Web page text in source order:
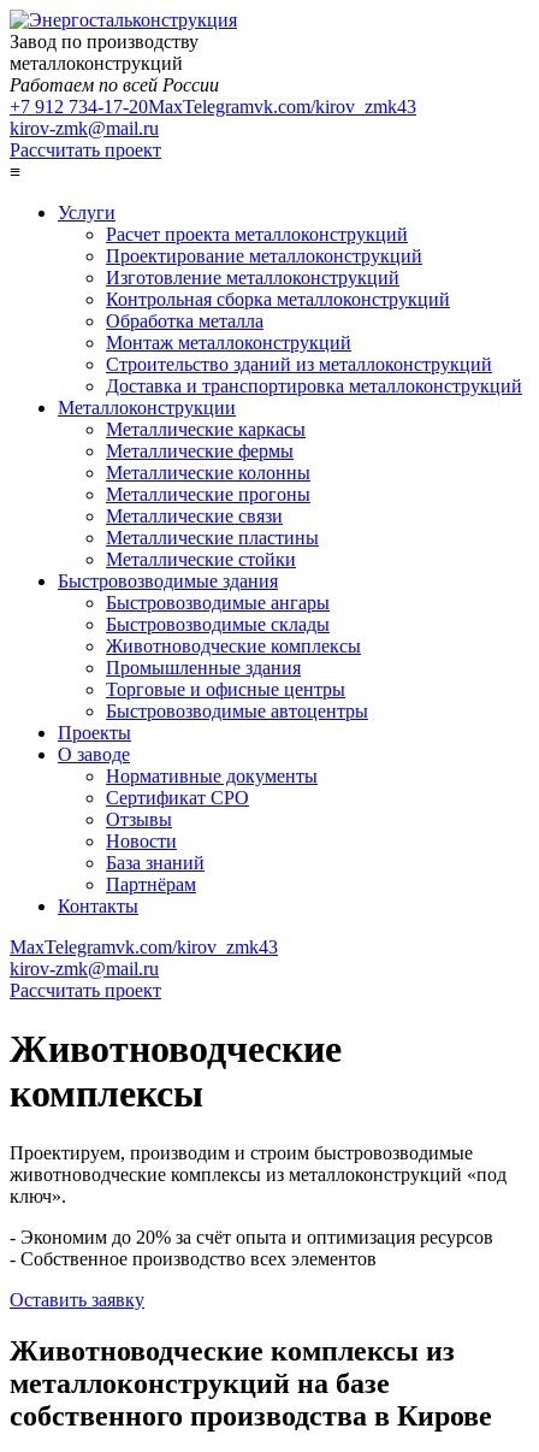
Завод по производству
металлоконструкций
Работаем по всей России
+7 912 734-17-20MaxTelegramvk.com/kirov_zmk43
kirov-zmk@mail.ru
Рассчитать проект
≡
Услуги
Расчет проекта металлоконструкций
Проектирование металлоконструкций
Изготовление металлоконструкций
Контрольная сборка металлоконструкций
Обработка металла
Монтаж металлоконструкций
Строительство зданий из металлоконструкций
Доставка и транспортировка металлоконструкций
Металлоконструкции
Металлические каркасы
Металлические фермы
Металлические колонны
Металлические прогоны
Металлические связи
Металлические пластины
Металлические стойки
Быстровозводимые здания
Быстровозводимые ангары
Быстровозводимые склады
Животноводческие комплексы
Промышленные здания
Торговые и офисные центры
Быстровозводимые автоцентры
Проекты
О заводе
Нормативные документы
Сертификат СРО
Отзывы
Новости
База знаний
Партнёрам
Контакты
MaxTelegramvk.com/kirov_zmk43
kirov-zmk@mail.ru
Рассчитать проект
Животноводческие
комплексы
Проектируем, производим и строим быстровозводимые
животноводческие комплексы из металлоконструкций «под
ключ».
- Экономим до 20% за счёт опыта и оптимизация ресурсов
- Собственное производство всех элементов
Оставить заявку
Животноводческие комплексы из
металлоконструкций на базе
собственного производства в Кирове